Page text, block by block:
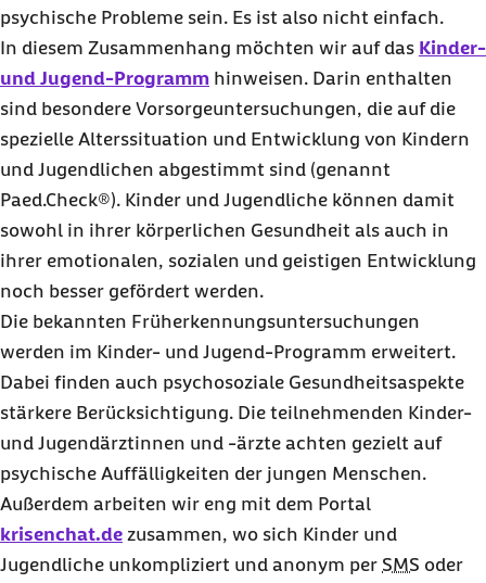
psychische Probleme sein. Es ist also nicht einfach.
In diesem Zusammenhang möchten wir auf das Kinder-
und Jugend-Programm hinweisen. Darin enthalten
sind besondere Vorsorgeuntersuchungen, die auf die
spezielle Alterssituation und Entwicklung von Kindern
und Jugendlichen abgestimmt sind (genannt
Paed.Check®). Kinder und Jugendliche können damit
sowohl in ihrer körperlichen Gesundheit als auch in
ihrer emotionalen, sozialen und geistigen Entwicklung
noch besser gefördert werden.
Die bekannten Früherkennungsuntersuchungen
werden im Kinder- und Jugend-Programm erweitert.
Dabei finden auch psychosoziale Gesundheitsaspekte
stärkere Berücksichtigung. Die teilnehmenden Kinder-
und Jugendärztinnen und -ärzte achten gezielt auf
psychische Auffälligkeiten der jungen Menschen.
Außerdem arbeiten wir eng mit dem Portal
krisenchat.de zusammen, wo sich Kinder und
Jugendliche unkompliziert und anonym per SMS oder